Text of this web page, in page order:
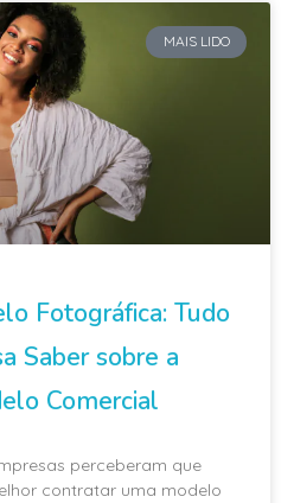
MAIS LIDO
Fotográfica: Tudo
Saber sobre a
Comercial
perceberam que
contratar uma modelo